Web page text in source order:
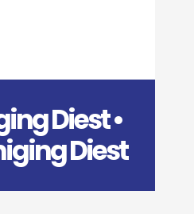
Diest •
Diest